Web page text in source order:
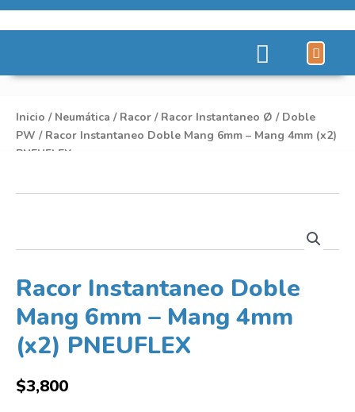
Inicio / Neumática / Racor / Racor Instantaneo Ø / Doble
PW / Racor Instantaneo Doble Mang 6mm – Mang 4mm (x2)
PNEUFLEX
Racor Instantaneo Doble
Mang 6mm – Mang 4mm
(x2) PNEUFLEX
$3,800